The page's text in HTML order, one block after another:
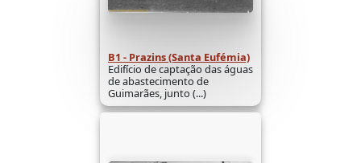
B1 - Prazins (Santa Eufémia)
Edifício de captação das águas
de abastecimento de
Guimarães, junto (...)